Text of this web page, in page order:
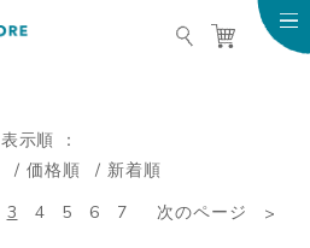
FAIR TRADE LIFE
表示順
価格順
新着順
3 4 5 6 7 次のページ